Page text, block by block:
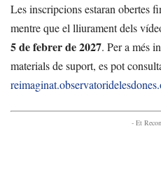
Les inscripcions estaran obertes
mentre que el lliurament dels
5 de febrer de 2027. Per a més
materials de suport, es pot
- Et